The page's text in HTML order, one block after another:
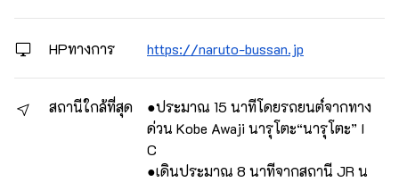
HPทางการ https://naruto-bussan.jp
สถานีใกล้ที่สุด
●ประมาณ 15 นาทีโดยรถยนต์จากทาง
ด่วน Kobe Awaji นารุโตะ“นารุโตะ” I
C
●เดินประมาณ 8 นาทีจากสถานี JR น